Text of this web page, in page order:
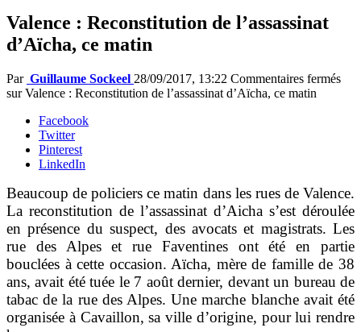
Valence : Reconstitution de l’assassinat
d’Aïcha, ce matin
Par Guillaume Sockeel 28/09/2017, 13:22 Commentaires fermés
sur Valence : Reconstitution de l’assassinat d’Aïcha, ce matin
Facebook
Twitter
Pinterest
LinkedIn
Beaucoup de policiers ce matin dans les rues de Valence.
La reconstitution de l’assassinat d’Aicha s’est déroulée
en présence du suspect, des avocats et magistrats. Les
rue des Alpes et rue Faventines ont été en partie
bouclées à cette occasion. Aïcha, mère de famille de 38
ans, avait été tuée le 7 août dernier, devant un bureau de
tabac de la rue des Alpes. Une marche blanche avait été
organisée à Cavaillon, sa ville d’origine, pour lui rendre